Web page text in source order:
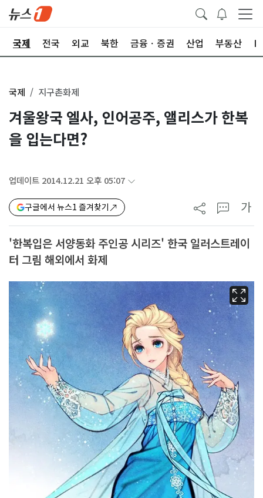
국제 전국 외교 북한 금융ㆍ증권 산업 부동산
국제 지구촌화제
겨울왕국 엘사, 인어공주, 앨리스가 한복
을 입는다면?
업데이트 2014.12.21 오후 05:07
구글에서 뉴스1 즐겨찾기 가
'한복입은 서양동화 주인공 시리즈' 한국 일러스트레이
터 그림 해외에서 화제